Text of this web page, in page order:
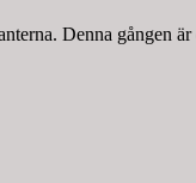
Denna gången